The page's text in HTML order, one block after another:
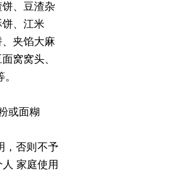
、豆渣杂
、江米
夹馅大麻
窝窝头、
或面糊
，否则不予
家庭使用